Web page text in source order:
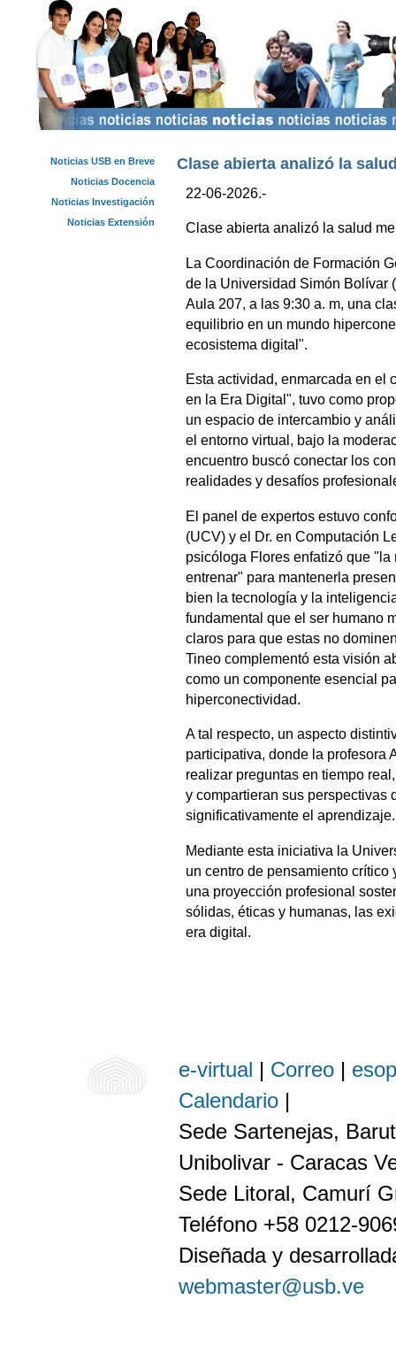
Clase abierta analizó la
22-06-2026.-
Clase abierta analizó la salud
La Coordinación de Formación
de la Universidad Simón Bolívar
Aula 207, a las 9:30 a. m, una
equilibrio en un mundo
ecosistema digital".
Esta actividad, enmarcada en el
en la Era Digital", tuvo como
un espacio de intercambio y
el entorno virtual, bajo la
encuentro buscó conectar los
realidades y desafíos
​El panel de expertos estuvo
(UCV) y el Dr. en Computación
psicóloga Flores enfatizó que
entrenar" para mantenerla
bien la tecnología y la
fundamental que el ser humano
claros para que estas no
Tineo complementó esta visión
como un componente esencial
hiperconectividad.
A tal respecto, un aspecto
participativa, donde la profesora
realizar preguntas en tiempo
y compartieran sus perspectivas
significativamente el aprendizaje.
Mediante esta iniciativa la
un centro de pensamiento
una proyección profesional
sólidas, éticas y humanas, las
era digital.
Noticias USB en Breve
Noticias Docencia
Noticias Investigación
Noticias Extensión
e-virtual Correo|
Calendario|
Sede Sartenejas,
Unibolivar - Caracas
Sede Litoral, Camurí
Teléfono +58 0212-
Diseñada y
webmaster@usb.ve